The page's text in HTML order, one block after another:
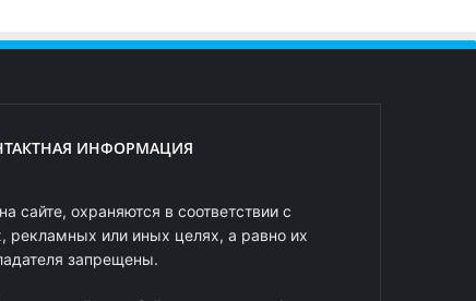
ИНФОРМАЦИЯ
сайте, охраняются в соответствии с
рекламных или иных целях, а равно их
запрещены.